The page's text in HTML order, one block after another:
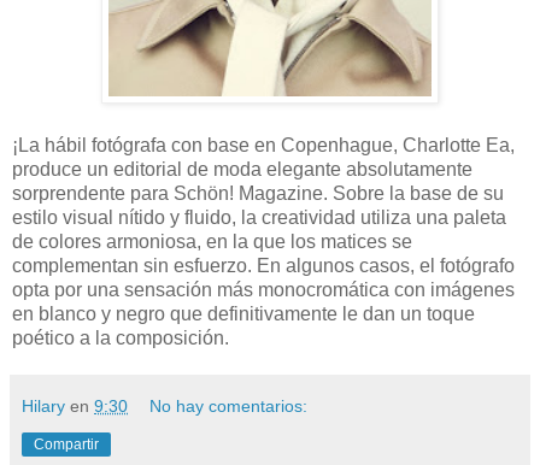
¡La hábil fotógrafa con base en Copenhague, Charlotte Ea,
produce un editorial de moda elegante absolutamente
sorprendente para Schön! Magazine. Sobre la base de su
estilo visual nítido y fluido, la creatividad utiliza una paleta
de colores armoniosa, en la que los matices se
complementan sin esfuerzo. En algunos casos, el fotógrafo
opta por una sensación más monocromática con imágenes
en blanco y negro que definitivamente le dan un toque
poético a la composición.
Hilary en 9:30 No hay comentarios:
Compartir